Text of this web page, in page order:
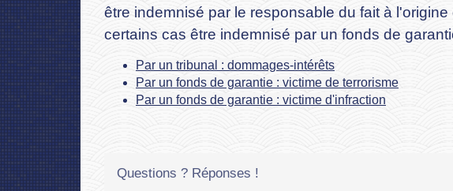
être indemnisé par le responsable du fait à
certains cas être indemnisé par un fonds de
Par un tribunal : dommages-intérêts
Par un fonds de garantie : victime de terrorisme
Par un fonds de garantie : victime d'infraction
Questions ? Réponses !